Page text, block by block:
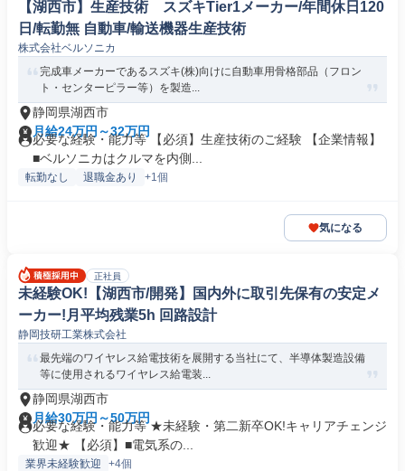
【湖西市】生産技術 スズキTier1メーカー/年間休日120
日/転勤無 自動車/輸送機器生産技術
株式会社ベルソニカ
完成車メーカーであるスズキ(株)向けに自動車用骨格部品（フロン
ト・センターピラー等）を製造...
静岡県湖西市
月給24万円～32万円
必要な経験・能力等 【必須】生産技術のご経験 【企業情報】
■ベルソニカはクルマを内側...
転勤なし 退職金あり +1個
気になる
正社員
未経験OK!【湖西市/開発】国内外に取引先保有の安定メ
ーカー!月平均残業5h 回路設計
静岡技研工業株式会社
最先端のワイヤレス給電技術を展開する当社にて、半導体製造設備
等に使用されるワイヤレス給電装...
静岡県湖西市
月給30万円～50万円
必要な経験・能力等 ★未経験・第二新卒OK!キャリアチェンジ
歓迎★ 【必須】■電気系の...
業界未経験歓迎 +4個